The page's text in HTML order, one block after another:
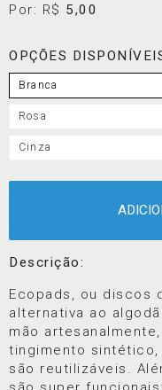
Por: R$ 5,00
OPÇÕES
Branca
Rosa
Cinza
Descrição:
Ecopads, ou discos
alternativa ao
mão
tingimento sintético,
são reutilizáveis.